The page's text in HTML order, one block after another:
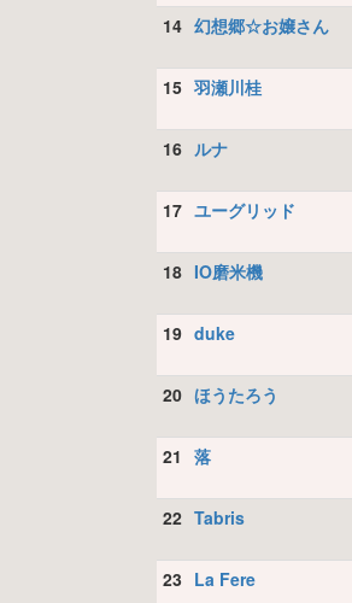
14 幻想郷☆お嬢さん
15 羽瀬川桂
16 ルナ
17 ユーグリッド
18 IO磨米機
19 duke
20 ほうたろう
21 落
22 Tabris
23 La Fere